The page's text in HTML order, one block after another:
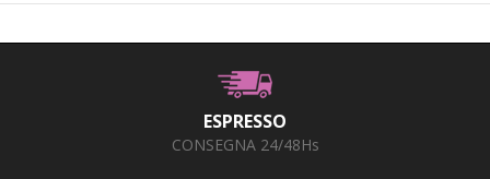
ESPRESSO
CONSEGNA 24/48Hs